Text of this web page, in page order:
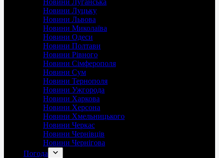
Новини Луганська
Новини Луцьку
Новини Львова
Новини Миколаїва
Новини Одеси
Новини Полтави
Новини Рівного
Новини Сімферополя
Новини Сум
Новини Тернополя
Новини Ужгорода
Новини Харкова
Новини Херсона
Новини Хмельницького
Новини Черкас
Новини Чернівців
Новини Чернігова
Погода